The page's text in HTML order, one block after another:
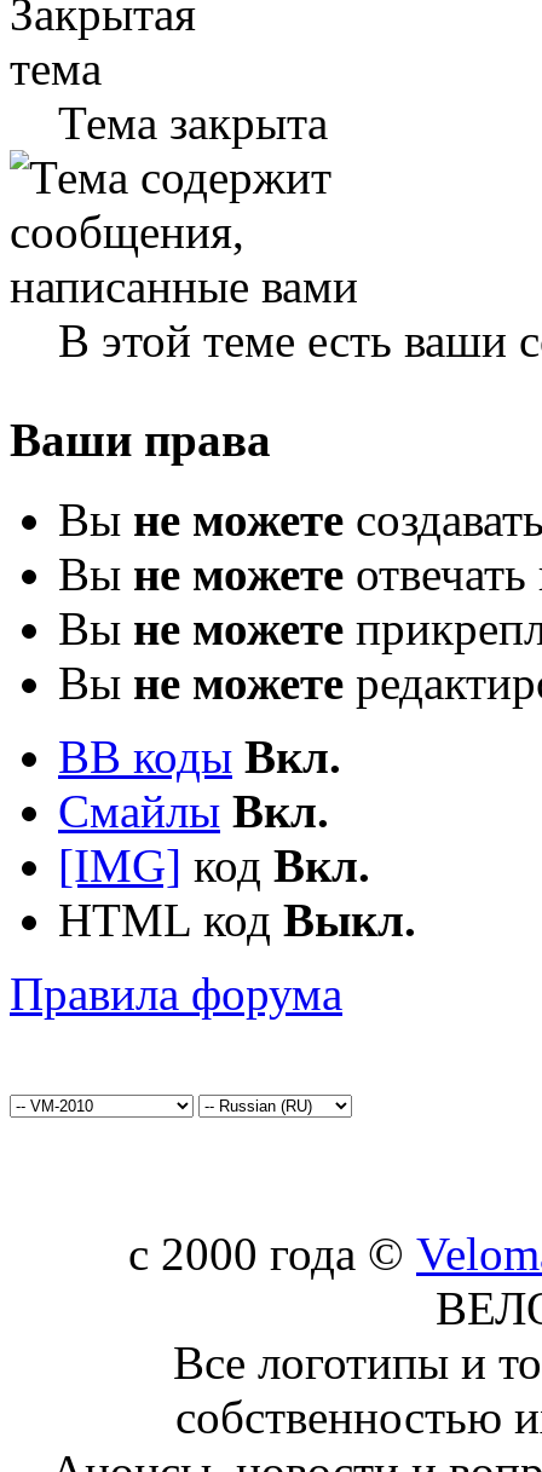
Тема закрыта
В этой теме есть ваши
Ваши права
Вы не можете
Вы не можете
Вы не можете
Вы не можете
BB коды Вкл.
Смайлы Вкл.
[IMG] код Вкл.
HTML код Выкл.
Правила форума
c 2000 года ©
Все логотипы и
собственностью